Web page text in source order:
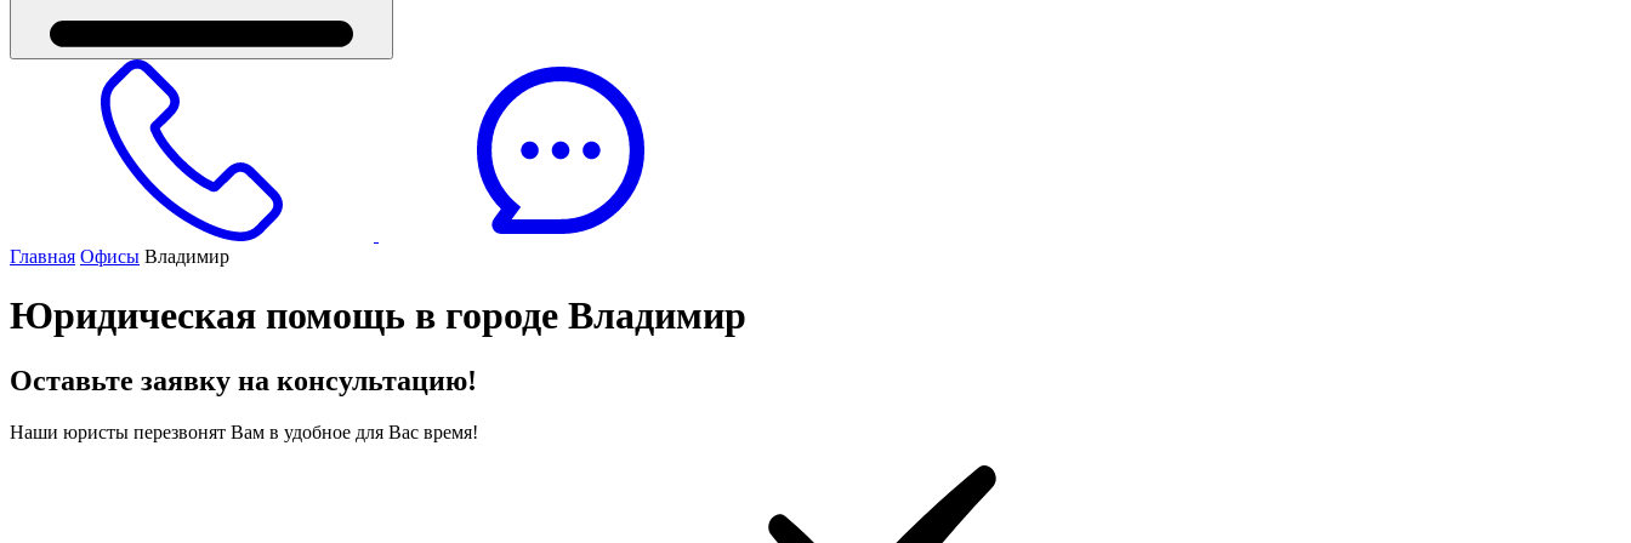
Главная Офисы Владимир
Юридическая помощь в городе Владимир
Оставьте заявку на консультацию!
Наши юристы перезвонят Вам в удобное для Вас время!